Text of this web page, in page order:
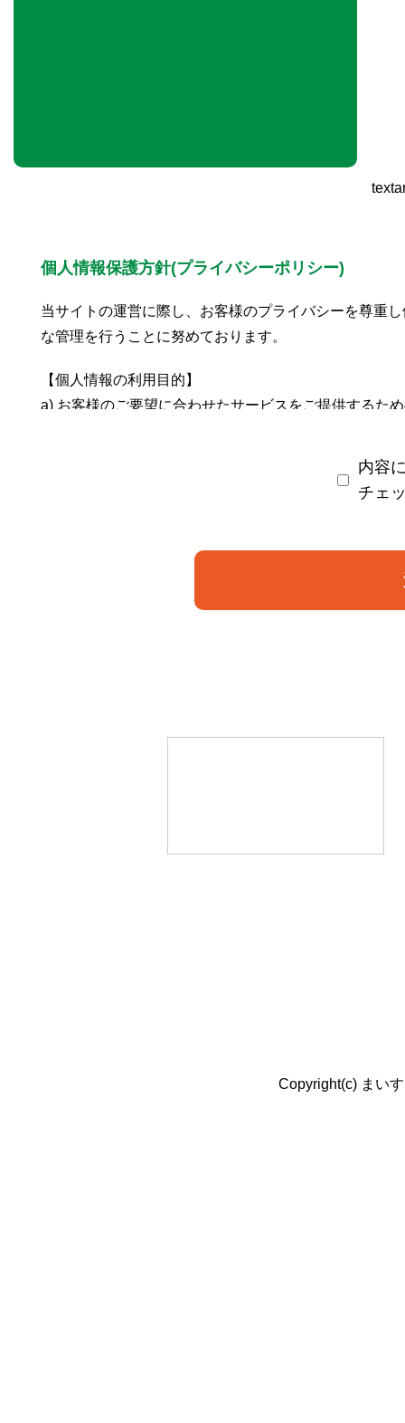
個人情報保護方針(プライバシーポリシー)
当サイトの運営に際し、お客様のプライバシーを尊重
な管理を行うことに努めております。
【個人情報の利用目的】
a) お客様のご要望に合わせたサービスをご提供するた
取得した個人情報は、ご本人の同意なしに目的以外で
情報が漏洩しないよう対策を講じ、従業員だけでなく
ご本人からの求めに応じ情報を開示します。
公開された個人情報が事実と異なる場合、訂正や削除
個人情報の取り扱いに関する苦情に対し、適切・迅速
内容
チェ
Copyright(c) まい